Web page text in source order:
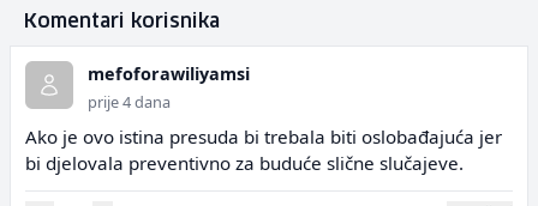
Komentari korisnika
mefoforawiliyamsi
prije 4 dana
Ako je ovo istina presuda bi trebala biti oslobađajuća jer
bi djelovala preventivno za buduće slične slučajeve.